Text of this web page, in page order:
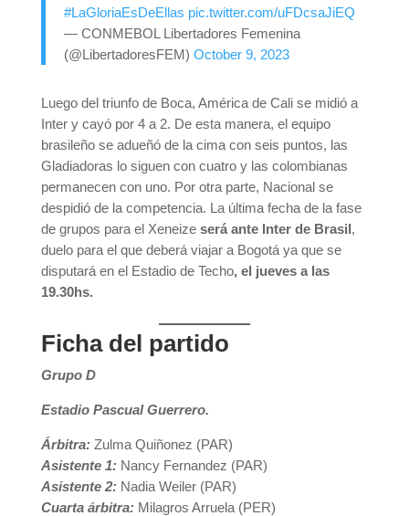
#LaGloriaEsDeEllas pic.twitter.com/uFDcsaJiEQ
— CONMEBOL Libertadores Femenina
(@LibertadoresFEM) October 9, 2023
Luego del triunfo de Boca, América de Cali se midió a
Inter y cayó por 4 a 2. De esta manera, el equipo
brasileño se adueñó de la cima con seis puntos, las
Gladiadoras lo siguen con cuatro y las colombianas
permanecen con uno. Por otra parte, Nacional se
despidió de la competencia. La última fecha de la fase
de grupos para el Xeneize será ante Inter de Brasil,
duelo para el que deberá viajar a Bogotá ya que se
disputará en el Estadio de Techo, el jueves a las
19.30hs.
Ficha del partido
Grupo D
Estadio Pascual Guerrero.
Árbitra: Zulma Quiñonez (PAR)
Asistente 1: Nancy Fernandez (PAR)
Asistente 2: Nadia Weiler (PAR)
Cuarta árbitra: Milagros Arruela (PER)